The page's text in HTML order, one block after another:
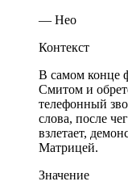
— Нео
Контекст
В самом конце
Смитом и
телефонный
слова, после
взлетает,
Матрицей.
Значение